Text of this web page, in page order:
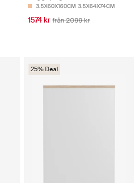
3.5X60X160CM 3.5X64X74CM
1574 kr från 2099 kr
25% Deal